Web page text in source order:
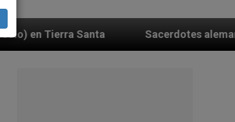
Sacerdotes alemanes fieles al Papa